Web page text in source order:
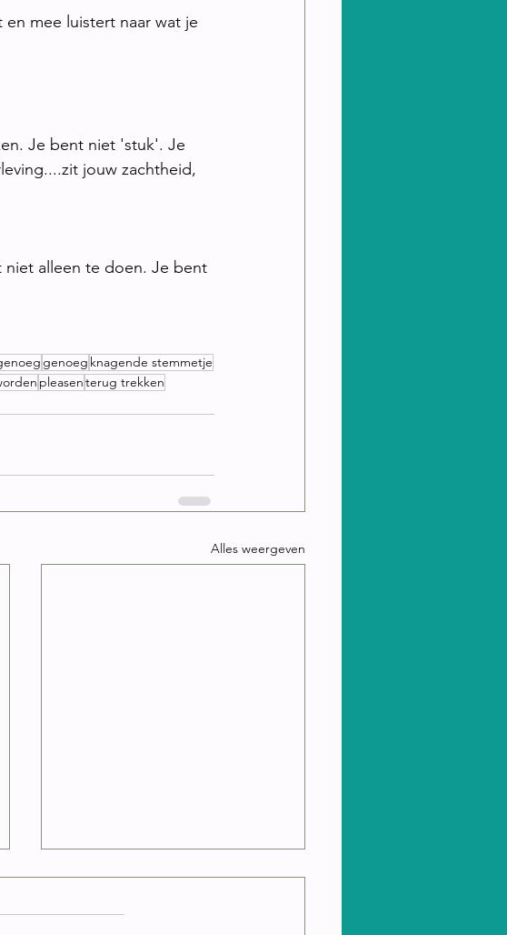
mee luistert naar wat je
Je bent niet 'stuk'. Je
jouw zachtheid,
niet alleen te doen. Je bent
genoeg knagende stemmetje
pleasenterug trekken
Alles weergeven